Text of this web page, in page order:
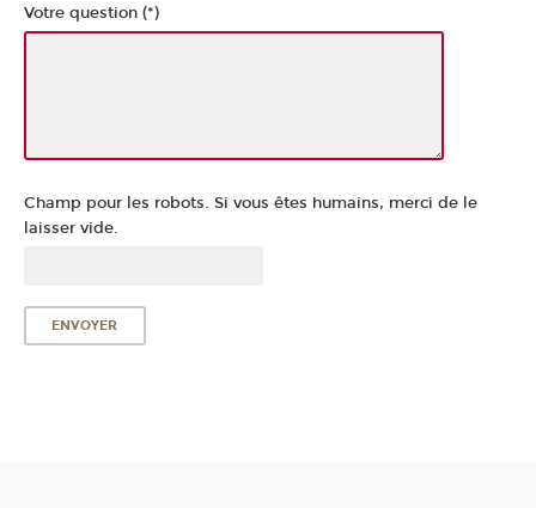
Votre question (*)
Champ pour les robots. Si vous êtes humains, merci de le
laisser vide.